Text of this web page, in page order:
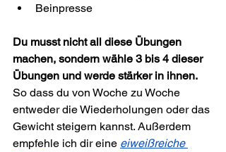
Beinpresse
Du musst nicht all diese Übungen
machen, sondern wähle 3 bis 4 dieser
Übungen und werde stärker in ihnen.
So dass du von Woche zu Woche
entweder die Wiederholungen oder das
Gewicht steigern kannst. Außerdem
empfehle ich dir eine eiweißreiche